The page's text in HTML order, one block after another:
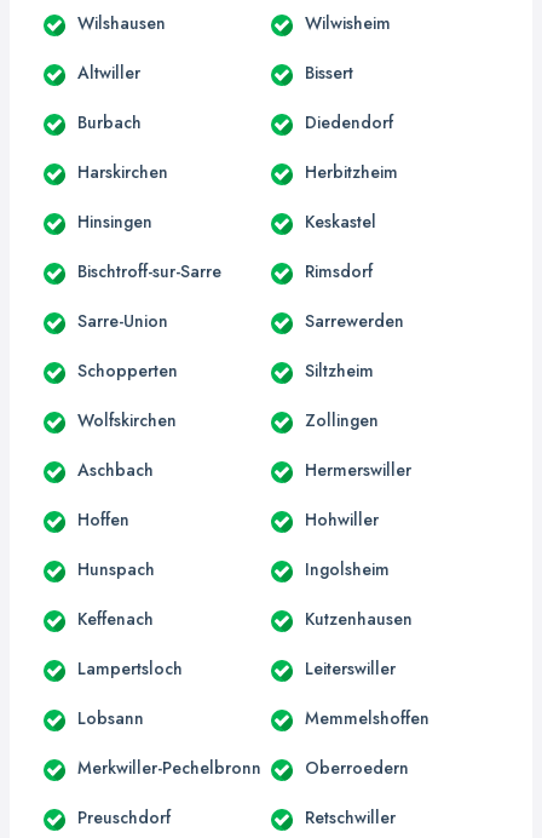
Wilshausen Wilwisheim
Altwiller Bissert
Burbach Diedendorf
Harskirchen Herbitzheim
Hinsingen Keskastel
Bischtroff-sur-Sarre Rimsdorf
Sarre-Union Sarrewerden
Schopperten Siltzheim
Wolfskirchen Zollingen
Aschbach Hermerswiller
Hoffen Hohwiller
Hunspach Ingolsheim
Keffenach Kutzenhausen
Lampertsloch Leiterswiller
Lobsann Memmelshoffen
Merkwiller-Pechelbronn Oberroedern
Preuschdorf Retschwiller